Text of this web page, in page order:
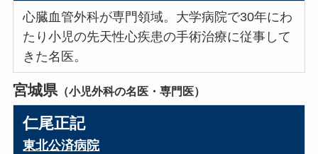
心臓血管外科が専門領域。大学病院で30年にわ
たり小児の先天性心疾患の手術治療に従事して
きた名医。
宮城県（小児外科の名医・専門医）
仁尾正記
東北公済病院